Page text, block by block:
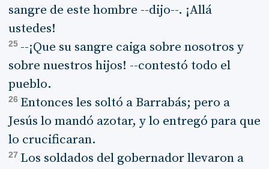
sangre de este hombre --dijo--. ¡Allá
ustedes!
25 --¡Que su sangre caiga sobre nosotros y
sobre nuestros hijos! --contestó todo el
pueblo.
26 Entonces les soltó a Barrabás; pero a
Jesús lo mandó azotar, y lo entregó para que
lo crucificaran.
27 Los soldados del gobernador llevaron a